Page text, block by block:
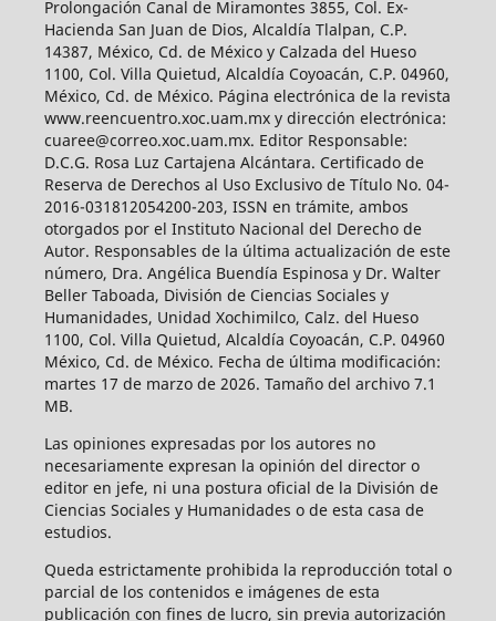
Prolongación Canal de Miramontes 3855, Col. Ex-
Hacienda San Juan de Dios, Alcaldía Tlalpan, C.P.
14387, México, Cd. de México y Calzada del Hueso
1100, Col. Villa Quietud, Alcaldía Coyoacán, C.P. 04960,
México, Cd. de México. Página electrónica de la revista
www.reencuentro.xoc.uam.mx y dirección electrónica:
cuaree@correo.xoc.uam.mx. Editor Responsable:
D.C.G. Rosa Luz Cartajena Alcántara. Certificado de
Reserva de Derechos al Uso Exclusivo de Título No. 04-
2016-031812054200-203, ISSN en trámite, ambos
otorgados por el Instituto Nacional del Derecho de
Autor. Responsables de la última actualización de este
número, Dra. Angélica Buendía Espinosa y Dr. Walter
Beller Taboada, División de Ciencias Sociales y
Humanidades, Unidad Xochimilco, Calz. del Hueso
1100, Col. Villa Quietud, Alcaldía Coyoacán, C.P. 04960
México, Cd. de México. Fecha de última modificación:
martes 17 de marzo de 2026. Tamaño del archivo 7.1
MB.
Las opiniones expresadas por los autores no
necesariamente expresan la opinión del director o
editor en jefe, ni una postura oficial de la División de
Ciencias Sociales y Humanidades o de esta casa de
estudios.
Queda estrictamente prohibida la reproducción total o
parcial de los contenidos e imágenes de esta
publicación con fines de lucro, sin previa autorización